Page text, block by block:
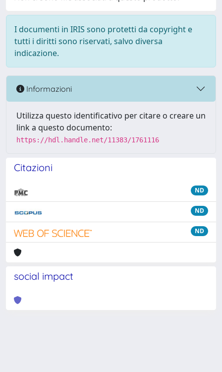
I documenti in IRIS sono protetti da copyright e
tutti i diritti sono riservati, salvo diversa
indicazione.
Informazioni
Utilizza questo identificativo per citare o creare un
link a questo documento:
https://hdl.handle.net/11383/1761116
Citazioni
ND
ND
ND
social impact